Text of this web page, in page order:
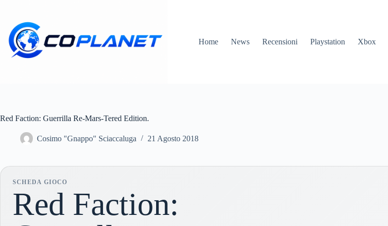
contenuto
Home News Recensioni Playstation Xbox
Red Faction: Guerrilla Re-Mars-Tered Edition.
Cosimo "Gnappo" Sciaccaluga 21 Agosto 2018
SCHEDA GIOCO
Red Faction: